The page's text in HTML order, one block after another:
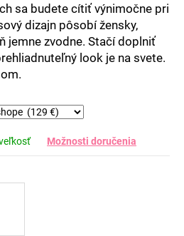
sa budete cítiť výnimočne pri
dizajn pôsobí žensky,
jemne zvodne. Stačí doplniť
look je na svete.
Možnosti doručenia